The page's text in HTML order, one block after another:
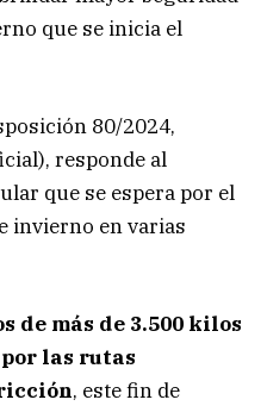
que se inicia el
80/2024,
responde al
que se espera por el
invierno en varias
de más de 3.500 kilos
las rutas
, este fin de